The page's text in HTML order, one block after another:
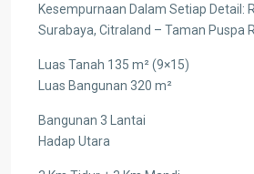
Kesempurnaan Dalam Setiap Detail:
Surabaya, Citraland – Taman Puspa
Luas Tanah 135 m² (9×15)
Luas Bangunan 320 m²
Bangunan 3 Lantai
Hadap Utara